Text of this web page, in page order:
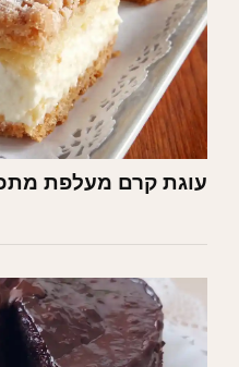
עוגת קרם מעלפת